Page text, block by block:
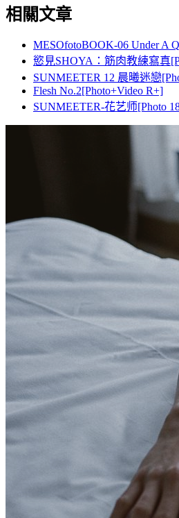
相關文章
MESOfotoBOOK-06 Under A
慾見SHOYA：筋肉教練寫真
SUNMEETER 12 晨曦迷戀
Flesh No.2[Photo+Video R+]
SUNMEETER-花艺师[Photo